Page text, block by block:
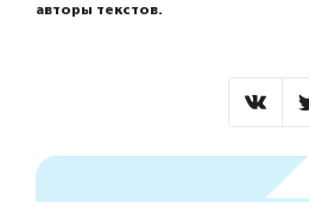
авторы текстов.